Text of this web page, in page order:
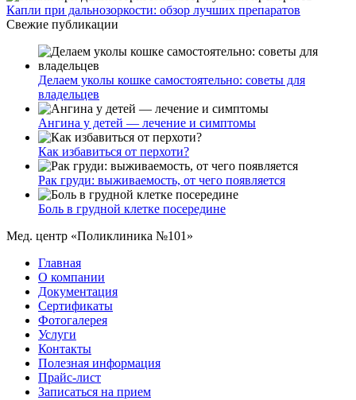
Капли при дальнозоркости: обзор лучших препаратов
Свежие публикации
Делаем уколы кошке самостоятельно: советы для
владельцев
Ангина у детей — лечение и симптомы
Как избавиться от перхоти?
Рак груди: выживаемость, от чего появляется
Боль в грудной клетке посередине
Мед. центр «Поликлиника №101»
Главная
О компании
Документация
Сертификаты
Фотогалерея
Услуги
Контакты
Полезная информация
Прайс-лист
Записаться на прием